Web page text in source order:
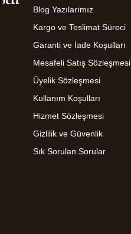
Blog Yazılarımız
Kargo ve Teslimat Süreci
Garanti ve İade Koşulları
Mesafeli Satış Sözleşmesi
Üyelik Sözleşmesi
Kullanım Koşulları
Hizmet Sözleşmesi
Gizlilik ve Güvenlik
Sık Sorulan Sorular